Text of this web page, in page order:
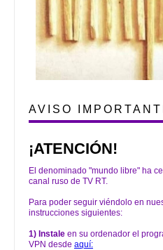
AVISO
¡ATENCIÓN!
El denominado "mundo libre" ha
canal ruso de TV RT.
Para poder seguir viéndolo en
instrucciones siguientes:
1) Instale en su ordenador el
VPN desde aquí: